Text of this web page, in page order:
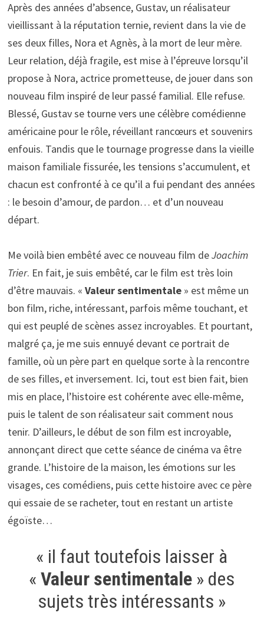
Après des années d’absence, Gustav, un réalisateur
vieillissant à la réputation ternie, revient dans la vie de
ses deux filles, Nora et Agnès, à la mort de leur mère.
Leur relation, déjà fragile, est mise à l’épreuve lorsqu’il
propose à Nora, actrice prometteuse, de jouer dans son
nouveau film inspiré de leur passé familial. Elle refuse.
Blessé, Gustav se tourne vers une célèbre comédienne
américaine pour le rôle, réveillant rancœurs et souvenirs
enfouis. Tandis que le tournage progresse dans la vieille
maison familiale fissurée, les tensions s’accumulent, et
chacun est confronté à ce qu’il a fui pendant des années
: le besoin d’amour, de pardon… et d’un nouveau
départ.
Me voilà bien embêté avec ce nouveau film deJoachim
Trier. En fait, je suis embêté, car le film est très loin
d’être mauvais. « Valeur sentimentale» est même un
bon film, riche, intéressant, parfois même touchant, et
qui est peuplé de scènes assez incroyables. Et pourtant,
malgré ça, je me suis ennuyé devant ce portrait de
famille, où un père part en quelque sorte à la rencontre
de ses filles, et inversement. Ici, tout est bien fait, bien
mis en place, l’histoire est cohérente avec elle-même,
puis le talent de son réalisateur sait comment nous
tenir. D’ailleurs, le début de son film est incroyable,
annonçant direct que cette séance de cinéma va être
grande. L’histoire de la maison, les émotions sur les
visages, ces comédiens, puis cette histoire avec ce père
qui essaie de se racheter, tout en restant un artiste
égoïste…
« il faut toutefois laisser à
«Valeur sentimentale » des
sujets très intéressants »